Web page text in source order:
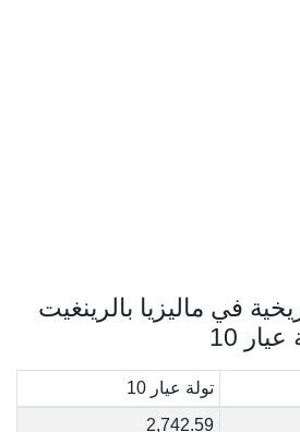
في ماليزيا بالرينغيت
10
تولة عيار 10
2,742.59